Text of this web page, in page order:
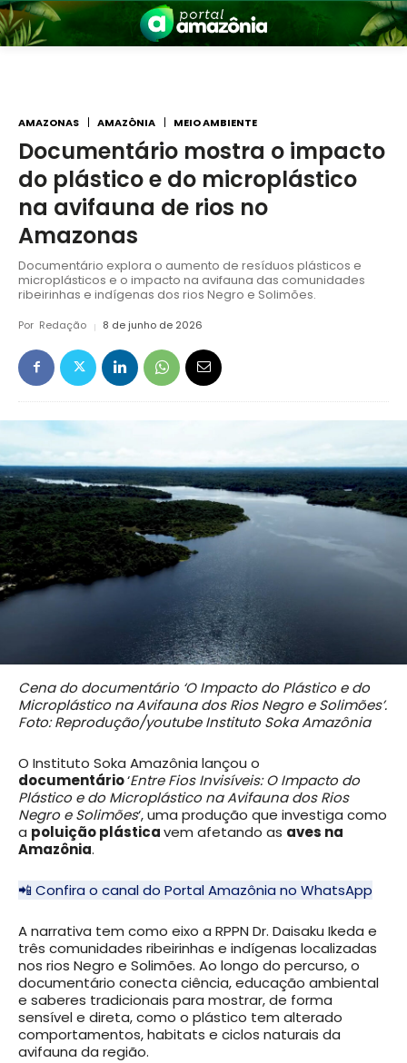
AMAZONAS AMAZÔNIA MEIO AMBIENTE
Documentário mostra o impacto
do plástico e do microplástico
na avifauna de rios no
Amazonas
Documentário explora o aumento de resíduos plásticos e
microplásticos e o impacto na avifauna das comunidades
ribeirinhas e indígenas dos rios Negro e Solimões.
Por Redação 8 de junho de 2026
Cena do documentário ‘O Impacto do Plástico e do
Microplástico na Avifauna dos Rios Negro e Solimões’.
Foto: Reprodução/youtube Instituto Soka Amazônia
O Instituto Soka Amazônia lançou o
documentário‘Entre Fios Invisíveis: O Impacto do
Plástico e do Microplástico na Avifauna dos Rios
Negro e Solimões‘, uma produção que investiga como
a poluição plásticavem afetando as aves na
Amazônia.
📲 Confira o canal do Portal Amazônia no WhatsApp
A narrativa tem como eixo a RPPN Dr. Daisaku Ikeda e
três comunidades ribeirinhas e indígenas localizadas
nos rios Negro e Solimões. Ao longo do percurso, o
documentário conecta ciência, educação ambiental
e saberes tradicionais para mostrar, de forma
sensível e direta, como o plástico tem alterado
comportamentos, habitats e ciclos naturais da
avifauna da região.